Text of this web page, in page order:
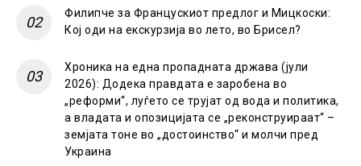
Филипче за Францускиот предлог и Мицкоски:
Кој оди на екскурзија во лето, во Брисел?
Хроника на една пропадната држава (јули
2026): Додека правдата е заробена во
„реформи“, луѓето се трујат од вода и политика,
а владата и опозицијата се „реконструираат“ –
земјата тоне во „достоинство“ и молчи пред
Украина